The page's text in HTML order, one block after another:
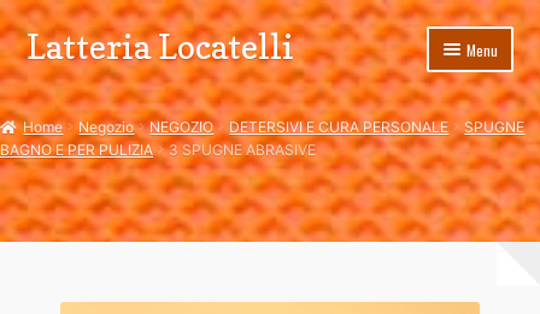
Vai
alla
navigazione
Vai
al
contenuto
Latteria Locatelli Menu
Home
Blog
Carrello
Home Negozio NEGOZIO DETERSIVI E CURA PERSONALE
SPUGNE
BAGNO E PER PULIZIA
3 SPUGNE ABRASIVE